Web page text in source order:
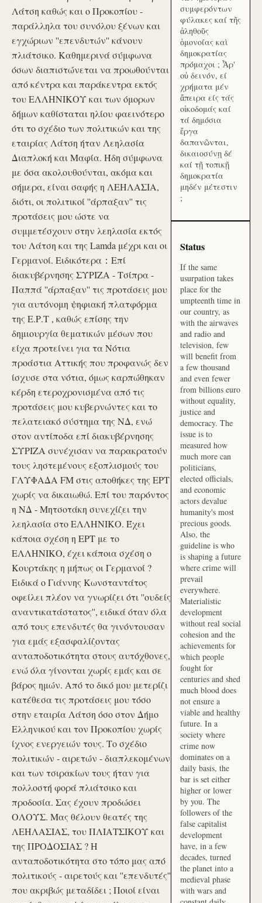
Λάτση καθώς και ο Προκοπίου -
παράλληλα του συνόλου ξένων και
εγχώριων ''επενδυτών'' κάνουν
πλιάτσικο. Καθημερινά σύμφωνα
όσων διαπιστώνεται να προωθούνται
από κέντρα και παράκεντρα εκτός
του ΕΛΛΗΝΙΚΟΥ και των όμορων
δήμων καθίσταται ηλίου φαεινότερο
ότι το σχέδιο των πολιτικών και της
εταιρίας Λάτση ήταν Λεηλασία
Διαπλοκή και Μαφία. Ήδη σύμφωνα
με όσα ακολουθούνται, ακόμα και
σήμερα, είναι σαφής η ΛΕΗΛΑΣΙΑ,
διότι, οι πολιτικοί ''άρπαξαν'' τις
προτάσεις μου ώστε να
συμμετέσχουν στην λεηλασία εκτός
του Λάτση και της Lamda μέχρι και οι
Γερμανοί. Ειδικότερα：Επί
διακυβέρνησης ΣΥΡΙΖΑ - Τσίπρα -
Παππά ''άρπαξαν'' τις προτάσεις μου
για αυτόνομη ψηφιακή πλατφόρμα
της Ε.Ρ.Τ , καθώς επίσης την
δημιουργία θεματικών μέσων που
είχα προτείνει για τα Νότια
προάστια Αττικής που προφανώς δεν
ίσχυσε στα νότια, όμως καρπώθηκαν
κέρδη ετεροχρονισμένα από τις
προτάσεις μου κυβερνώντες και το
πελατειακό σύστημα της ΝΔ, ενώ
στον αντίποδα επί διακυβέρνησης
ΣΥΡΙΖΑ συνέχισαν να παρακρατούν
τους ληστεμένους εξοπλισμούς του
ΓΛΥΦΑΔΑ FM στις αποθήκες της ΕΡΤ
χωρίς να δικαιωθώ. Επί του παρόντος
η ΝΔ - Μητσοτάκη συνεχίζει την
λεηλασία στο ΕΛΛΗΝΙΚΟ. Έχει
κάποια σχέση η ΕΡΤ με το
ΕΛΛΗΝΙΚΟ, έχει κάποια σχέση ο
Κουρτάκης η μήπως οι Γερμανοί ?
Ειδικά ο Γιάννης Κωνσταντάτος
οφείλει πλέον να γνωρίζει ότι ''ουδείς
αναντικατάστατος'', ειδικά όταν όλα
από τους επενδυτές θα γινόντουσαν
για εμάς εξασφαλίζοντας
ανταποδοτικότητα στους αυτόχθονες,
ενώ όλα γίνονται χωρίς εμάς και σε
βάρος ημών. Από το δικό μου μετερίζι
κατέθεσα τις προτάσεις μου τόσο
στην εταιρία Λάτση όσο στον Δήμο
Ελληνικού και τον Προκοπίου χωρίς
ίχνος ενεργειών τους. Το σχέδιο
πολιτικών - αιρετών - διαπλεκομένων
και των τσιρακίων τους ήταν για
πολλοστή φορά πλιάτσικο και
προδοσία. Σας έχουν προδώσει
ΟΛΟΥΣ. Μας θέλουν θεατές της
ΛΕΗΛΑΣΙΑΣ, του ΠΛΙΑΤΣΙΚΟΥ και
της ΠΡΟΔΟΣΙΑΣ ? Η
ανταποδοτικότητα στο τόπο μας από
πολιτικούς - αιρετούς και ''επενδυτές''
που ακριβώς μεταδίδει ; Ποιοί είναι
συμφερόντων
φύλακες καί τῆς
ἀληθοῦς
ὁμονοίας καὶ
δημοκρατίας
πρόμαχοι ; Ἆρ'
οὐ δεινόν, εί
χρήματα μέν
ἄπειρα είς τάς
οἰκοδομάς καί
τά δημόσια
ἔργα
δαπανῶνται,
δικαιοσύνῃ δέ
καί τῇ τοπικῇ
δημοκρατία
μηδέν μέτεστιν
;
Status
If the same
usurpation takes
place for the
umpteenth time in
our country, as
with the airwaves
and radio and
television, few
will benefit from
a few thousand
and even fewer
from billions euro
without equality,
justice and
democracy. The
issue is to
measured how
much more can
politicians,
elected officials,
and economic
actors devalue
humanity's most
precious goods.
Also, the
guideline is who
is shaping a future
where crime will
prevail
everywhere.
Materialistic
development
without real social
cohesion and the
achievements for
which people
fought for
centuries and shed
much blood does
not ensure a
viable and healthy
future. In a
society where
crime now
dominates on a
daily basis, the
bar is set either
higher or lower
by you. The
followers of the
false capitalist
development
have, in a few
decades, turned
the planet into a
medieval phase
with wars and